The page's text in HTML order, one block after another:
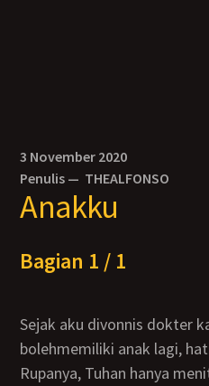
3 November 2020
Penulis — THEALFONSO
Anakku
Bagian 1 / 1
Sejak aku divonnis dokter kandungan, tak
bolehmemiliki anak lagi,
Rupanya, Tuhan hanya